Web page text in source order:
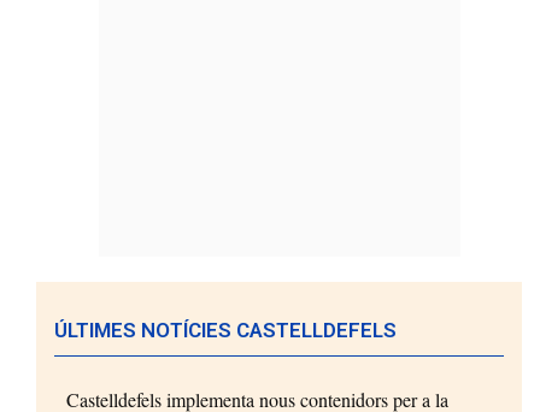
ÚLTIMES NOTÍCIES CASTELLDEFELS
Castelldefels implementa nous contenidors per a la